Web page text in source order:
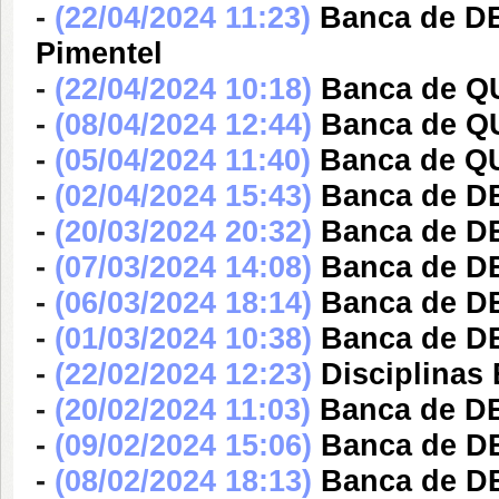
- (22/04/2024 11:23) Banca de
Pimentel
- (22/04/2024 10:18) Banca de
- (08/04/2024 12:44) Banca de
- (05/04/2024 11:40) Banca de
- (02/04/2024 15:43) Banca de
- (20/03/2024 20:32) Banca de
- (07/03/2024 14:08) Banca de
- (06/03/2024 18:14) Banca de
- (01/03/2024 10:38) Banca de
- (22/02/2024 12:23) Disciplinas
- (20/02/2024 11:03) Banca de
- (09/02/2024 15:06) Banca de
- (08/02/2024 18:13) Banca de